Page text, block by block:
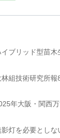
ブリッド型苗
林組技術研究所
年大阪・関西
灯を必要としな